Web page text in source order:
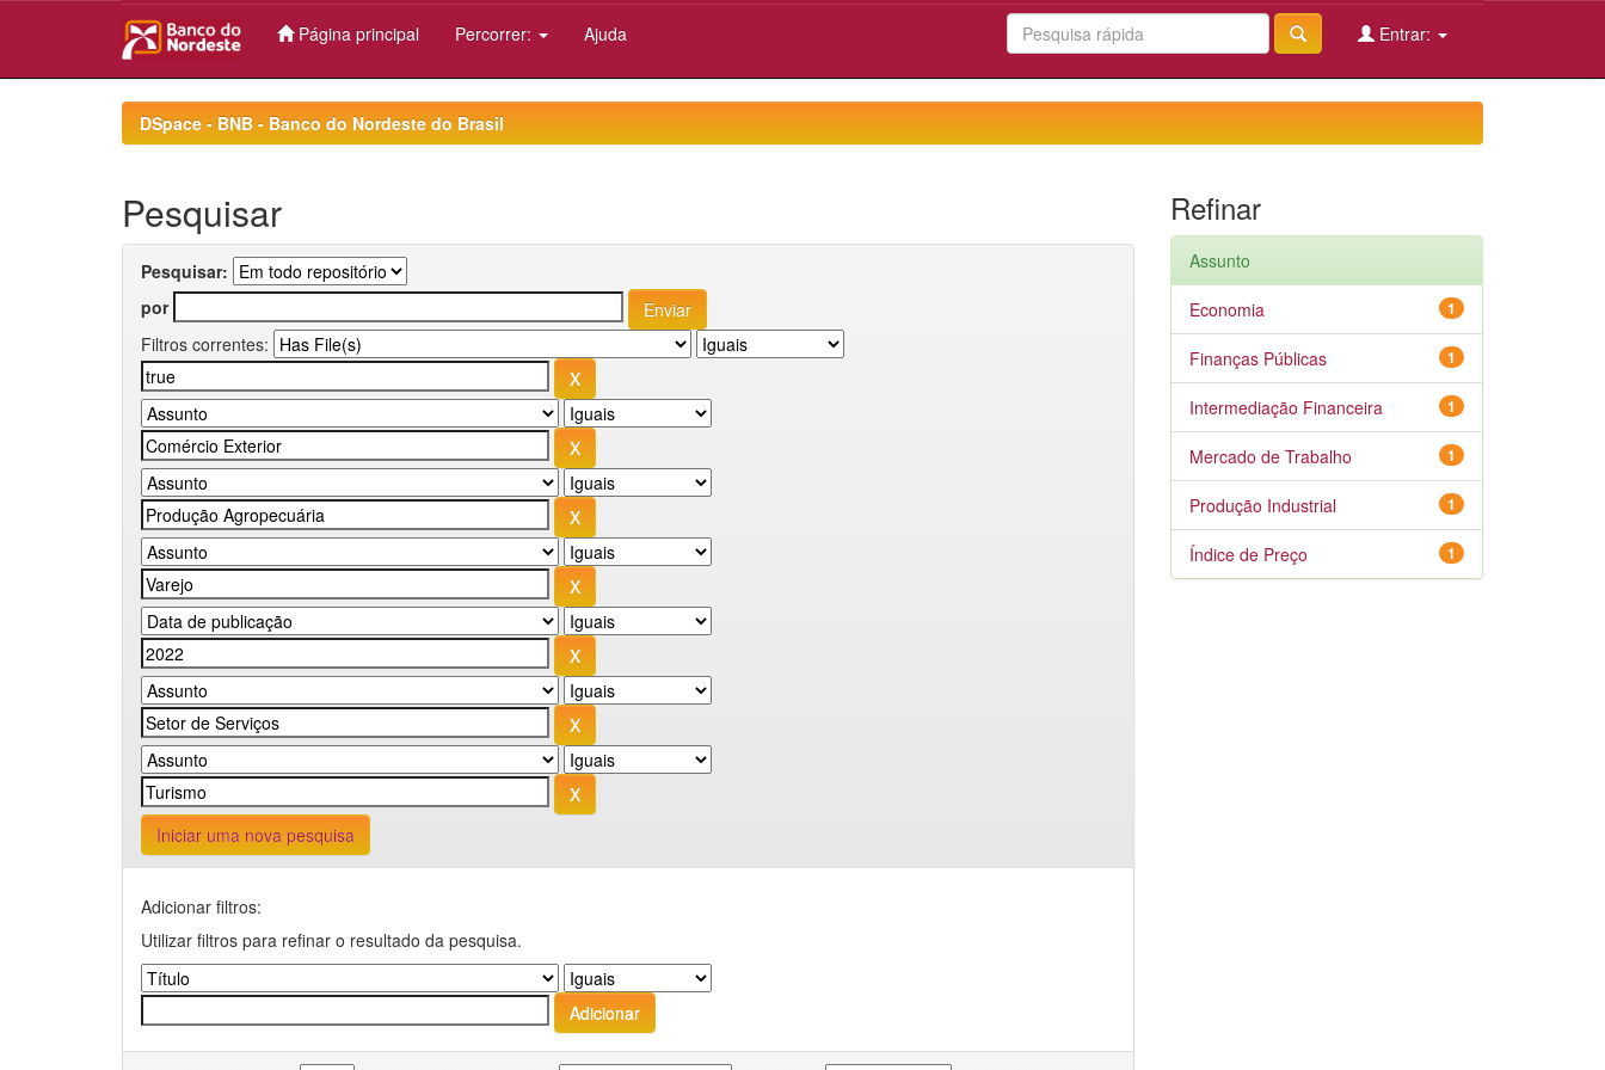
Página principal Percorrer: Ajuda Entrar:
DSpace - BNB - Banco do Nordeste do Brasil
Pesquisar
Pesquisar:
por
Filtros correntes:
Iniciar uma nova pesquisa
Adicionar filtros:
Utilizar filtros para refinar o resultado da pesquisa.
Refinar
Assunto
1
Economia
1
Finanças Públicas
1
Intermediação Financeira
1
Mercado de Trabalho
1
Produção Industrial
1
Índice de Preço